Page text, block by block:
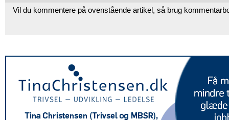
Vil du kommentere på ovenstående artikel, så brug